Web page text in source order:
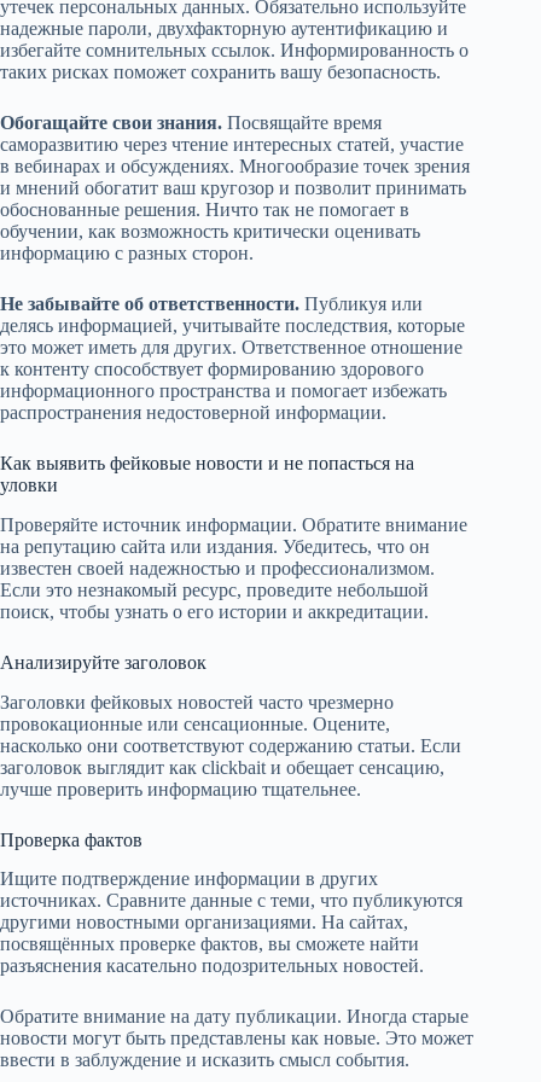
утечек персональных данных. Обязательно используйте
надежные пароли, двухфакторную аутентификацию и
избегайте сомнительных ссылок. Информированность о
таких рисках поможет сохранить вашу безопасность.
Обогащайте свои знания. Посвящайте время
саморазвитию через чтение интересных статей, участие
в вебинарах и обсуждениях. Многообразие точек зрения
и мнений обогатит ваш кругозор и позволит принимать
обоснованные решения. Ничто так не помогает в
обучении, как возможность критически оценивать
информацию с разных сторон.
Не забывайте об ответственности. Публикуя или
делясь информацией, учитывайте последствия, которые
это может иметь для других. Ответственное отношение
к контенту способствует формированию здорового
информационного пространства и помогает избежать
распространения недостоверной информации.
Как выявить фейковые новости и не попасться на
уловки
Проверяйте источник информации. Обратите внимание
на репутацию сайта или издания. Убедитесь, что он
известен своей надежностью и профессионализмом.
Если это незнакомый ресурс, проведите небольшой
поиск, чтобы узнать о его истории и аккредитации.
Анализируйте заголовок
Заголовки фейковых новостей часто чрезмерно
провокационные или сенсационные. Оцените,
насколько они соответствуют содержанию статьи. Если
заголовок выглядит как clickbait и обещает сенсацию,
лучше проверить информацию тщательнее.
Проверка фактов
Ищите подтверждение информации в других
источниках. Сравните данные с теми, что публикуются
другими новостными организациями. На сайтах,
посвящённых проверке фактов, вы сможете найти
разъяснения касательно подозрительных новостей.
Обратите внимание на дату публикации. Иногда старые
новости могут быть представлены как новые. Это может
ввести в заблуждение и исказить смысл события.